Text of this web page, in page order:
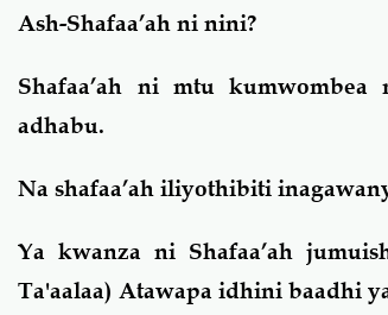
Ash-Shafaa’ah ni nini?
Shafaa’ah ni mtu
adhabu.
Na shafaa’ah iliyothibiti
Ya kwanza ni Shafaa’ah
Ta'aalaa) Atawapa idhini baadhi